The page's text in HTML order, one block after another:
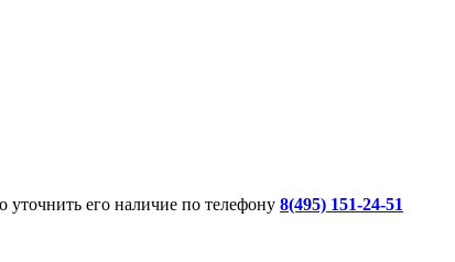
уточнить его наличие по телефону 8(495) 151-24-51